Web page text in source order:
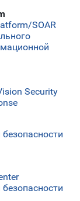
SOAR
Security